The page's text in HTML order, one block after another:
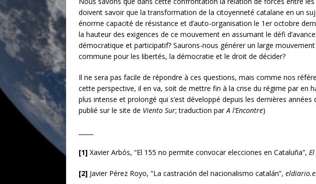
doivent savoir que la transformation de la citoyenneté catalane en un
énorme capacité de résistance et d’auto-organisation le 1er octobre
la hauteur des exigences de ce mouvement en assumant le défi
démocratique et participatif? Saurons-nous générer un large
commune pour les libertés, la démocratie et le droit de décider?
Il ne sera pas facile de répondre à ces questions, mais comme nos
cette perspective, il en va, soit de mettre fin à la crise du régime par en
plus intense et prolongé qui s’est développé depuis les dernières
publié sur le site de Viento Sur; traduction parA l’Encontre)
[1] Xavier Arbós, “El 155 no permite convocar elecciones en Cataluña”,
[2] Javier Pérez Royo, “La castración del nacionalismo catalán”,